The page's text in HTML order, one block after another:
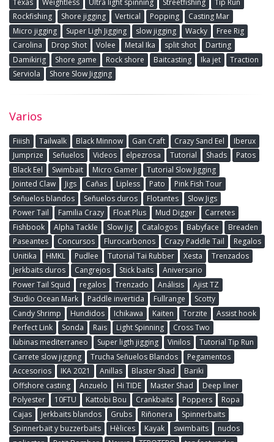
Rockfishing
Shore jigging Vertical Popping
Casting Mar
Micro jigging
Super Ligh Jigging slow jigging Wacky
Free Rig
Carolina
Drop Shot Volee Metal Ika split shot
Darting
Damikirig
Shore game Rock shore Baitcasting Ika jet
Traction
Serviola
Shore Slow Jigging
Varios
Fiiish Tailwalk Black Minnow Gan Craft Crazy Sand Eel
Iberux
Jumprize
Señuelos Videos elpezrosa Tutorial Shads
Patos
Black Eel
Swimbait Micro Gamer
Tutorial Slow Jigging
Jointed Claw
Jigs Cañas Lipless Pato
Pink Fish Tour
Señuelos blandos
Señuelos duros Flotantes
Slow Jigs
Power Tail
Familia Crazy Float Plus Mud Digger
Carretes
Fishbook
Alpha Tackle Slow Jig Catalogos Babyface
Breaden
Paseantes
Concursos Flurocarbonos Crazy Paddle Tail
Regalos
Unitika
HMKL Pudlee Tutorial Tai Rubber Xesta
Trenzados
Jerkbaits duros
Cangrejos Stick baits
Aniversario
Power Tail Squid
regalos Trenzado Análisis
Ajist TZ
Studio Ocean Mark
Paddle invertida Fullrange
Scotty
Candy Shrimp
Hundidos Ichikawa Kaiten Torzite
Assist hook
Perfect Link
Sonda Rais Light Spinning
Cross Two
lubinas mediterraneo
Super ligth jigging Vinilos
Tutorial Tip Run
Carrete slow jigging
Trucha Señuelos Blandos
Pegamentos
Accesorios
IKA 2021 Anillas Blaster Shad
Bariki
Offshore casting
Anzuelo Hi TIDE Master Shad
Deep liner
Polyester
10FTU Kattobi Bou Crankbaits Poppers
Ropa
Cajas
Jerkbaits blandos Grubs Riñonera
Spinnerbaits
Spinnerbait y buzzerbaits
Hèlices Kayak swimbaits
nudos